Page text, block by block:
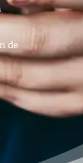
de